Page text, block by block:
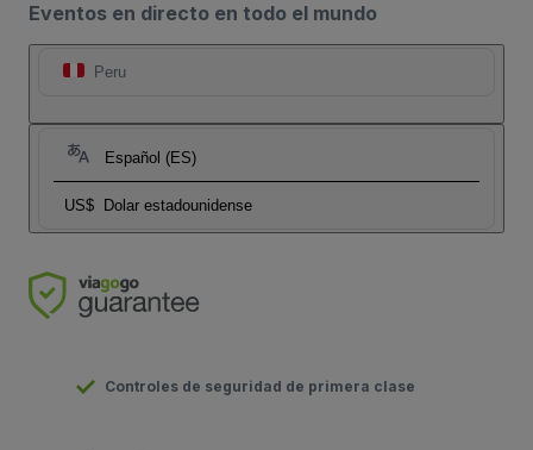
Eventos en directo en todo el mundo
Peru
Español (ES)
US$ Dolar estadounidense
Controles de seguridad de primera clase